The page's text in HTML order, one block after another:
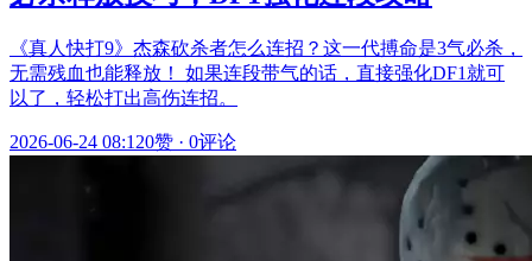
《真人快打9》杰森砍杀者怎么连招？这一代搏命是3气必杀，
无需残血也能释放！ 如果连段带气的话，直接强化DF1就可
以了，轻松打出高伤连招。
2026-06-24 08:120赞 · 0评论